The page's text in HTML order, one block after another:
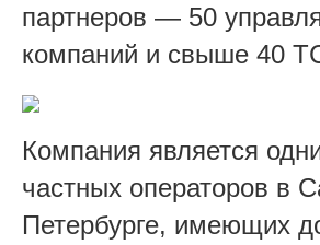
партнеров — 50
компаний и свыше 40
Компания является
частных операторов в
Петербурге, имеющих